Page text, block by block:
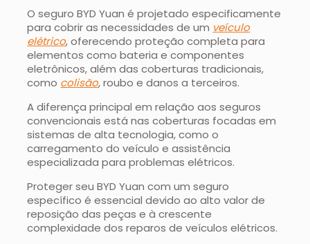
O seguro BYD Yuan é projetado especificamente
para cobrir as necessidades de um veículo
elétrico, oferecendo proteção completa para
elementos como bateria e componentes
eletrônicos, além das coberturas tradicionais,
como colisão, roubo e danos a terceiros.
A diferença principal em relação aos seguros
convencionais está nas coberturas focadas em
sistemas de alta tecnologia, como o
carregamento do veículo e assistência
especializada para problemas elétricos.
Proteger seu BYD Yuan com um seguro
específico é essencial devido ao alto valor de
reposição das peças e à crescente
complexidade dos reparos de veículos elétricos.